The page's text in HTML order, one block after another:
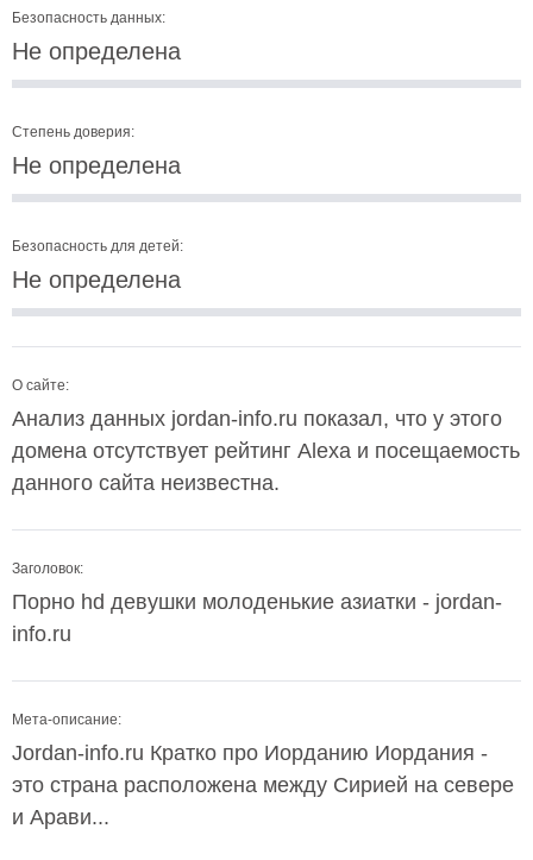
Безопасность данных:
Не определена
Степень доверия:
Не определена
Безопасность для детей:
Не определена
О сайте:
Анализ данных jordan-info.ru показал, что у этого
домена отсутствует рейтинг Alexa и посещаемость
данного сайта неизвестна.
Заголовок:
Порно hd девушки молоденькие азиатки - jordan-
info.ru
Мета-описание:
Jordan-info.ru Кратко про Иорданию Иордания -
это страна расположена между Сирией на севере
и Арави...